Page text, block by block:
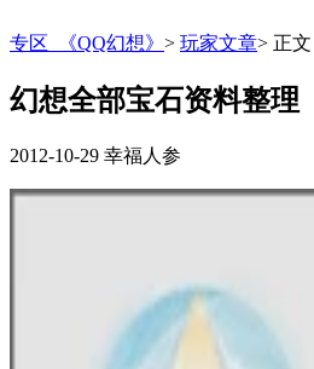
专区_《QQ幻想》 > 玩家文章> 正文
幻想全部宝石资料整理
2012-10-29 幸福人参